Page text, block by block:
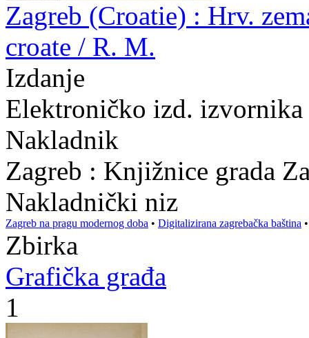
Zagreb (Croatie) : Hrv.
croate / R. M.
Izdanje
Elektroničko izd.
Nakladnik
Zagreb : Knjižnice grada
Nakladnički niz
Zagreb na pragu modernog doba • Digitalizirana zagrebačka baština
Zbirka
Grafička građa
1